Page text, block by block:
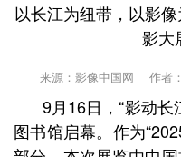
以长江为纽带，以影
影大
来源：影像中国网 作者
9月16日，“影动
图书馆启幕。作为